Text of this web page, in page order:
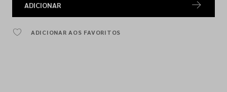
ADICIONAR
ADICIONAR AOS FAVORITOS